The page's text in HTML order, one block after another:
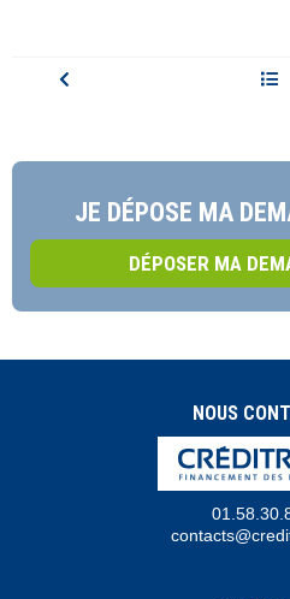
JE DÉPOSE MA
DÉPOSER MA
NOUS